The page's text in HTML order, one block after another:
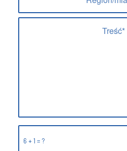
6 + 1 = ?